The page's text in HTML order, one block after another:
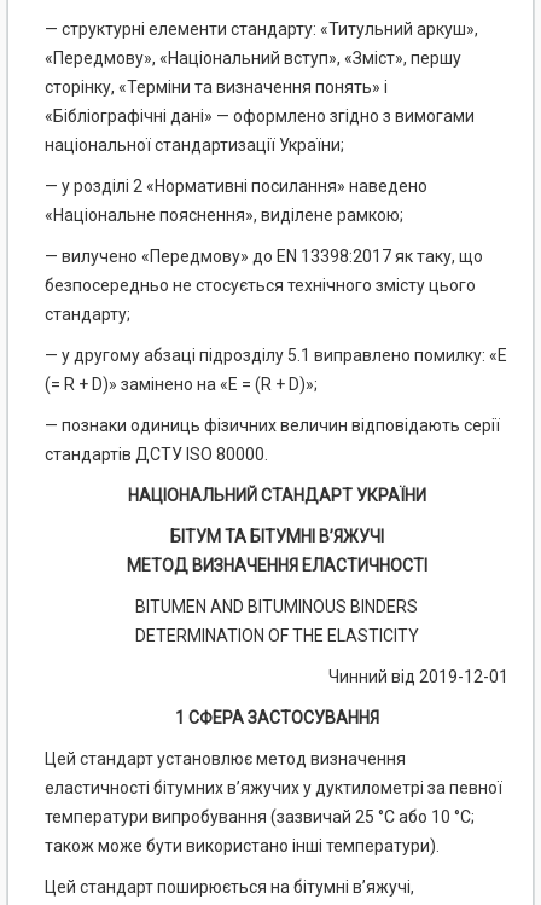
— структурні елементи стандарту: «Титульний аркуш»,
«Передмову», «Національний вступ», «Зміст», першу
сторінку, «Терміни та визначення понять» і
«Бібліографічні дані» — оформлено згідно з вимогами
національної стандартизації України;
— у розділі 2 «Нормативні посилання» наведено
«Національне пояснення», виділене рамкою;
— вилучено «Передмову» до EN 13398:2017 як таку, що
безпосередньо не стосується технічного змісту цього
стандарту;
— у другому абзаці підрозділу 5.1 виправлено помилку: «Е
(= R + D)» замінено на «Е = (R + D)»;
— познаки одиниць фізичних величин відповідають серії
стандартів ДСТУ ISO 80000.
НАЦІОНАЛЬНИЙ СТАНДАРТ УКРАЇНИ
БІТУМ ТА БІТУМНІ В’ЯЖУЧІ
МЕТОД ВИЗНАЧЕННЯ ЕЛАСТИЧНОСТІ
BITUMEN AND BITUMINOUS BINDERS
DETERMINATION OF THE ELASTICITY
Чинний від 2019-12-01
1 СФЕРА ЗАСТОСУВАННЯ
Цей стандарт установлює метод визначення
еластичності бітумних в’яжучих у дуктилометрі за певної
температури випробування (зазвичай 25 °С або 10 °С;
також може бути використано інші температури).
Цей стандарт поширюється на бітумні в’яжучі,